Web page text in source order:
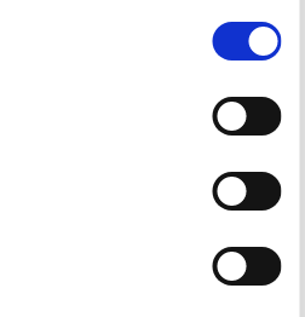
294W
Onmiddelijk
producten